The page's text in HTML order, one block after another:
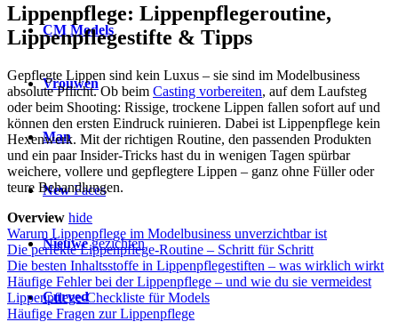
CM Models
Vrouwen
Man
NewFaces
Nieuwegezichten
Curved
Lippenpflege: Lippenpflegeroutine,
Lippenpflegestifte & Tipps
Gepflegte Lippen sind kein Luxus – sie sind im Modelbusiness
absolute Pflicht. Ob beim Casting vorbereiten, auf dem Laufsteg
oder beim Shooting: Rissige, trockene Lippen fallen sofort auf und
können den ersten Eindruck ruinieren. Dabei ist Lippenpflege kein
Hexenwerk. Mit der richtigen Routine, den passenden Produkten
und ein paar Insider-Tricks hast du in wenigen Tagen spürbar
weichere, vollere und gepflegtere Lippen – ganz ohne Füller oder
teure Behandlungen.
Overview hide
Warum Lippenpflege im Modelbusiness unverzichtbar ist
Die perfekte Lippenpflege-Routine – Schritt für Schritt
Die besten Inhaltsstoffe in Lippenpflegestiften – was wirklich wirkt
Häufige Fehler bei der Lippenpflege – und wie du sie vermeidest
Lippenpflege-Checkliste für Models
Häufige Fragen zur Lippenpflege